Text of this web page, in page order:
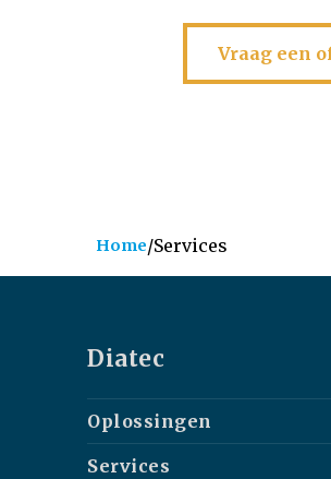
Vraag een
Home/Services
Diatec
Oplossingen
Services